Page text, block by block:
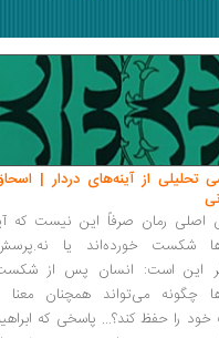
تحلیلی از آینه‌های دردار |
رمان صرفاً این نیست که
شکست خورده‌اند یا
این است: انسان پس از
چگونه می‌تواند همچنان معنا
را حفظ کند؟... پاسخی که